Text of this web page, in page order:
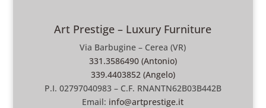
Art Prestige – Luxury Furniture
Via Barbugine – Cerea (VR)
331.3586490 (Antonio)
339.4403852 (Angelo)
P.I. 02797040983 – C.F. RNANTN62B03B442B
Email: info@artprestige.it